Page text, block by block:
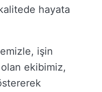
hayata
işin
ekibimiz,